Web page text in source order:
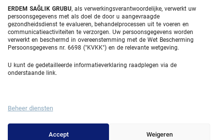
ERDEM SAĞLIK GRUBU, als verwerkingsverantwoordelijke, verwerkt uw
persoonsgegevens met als doel de door u aangevraagde
gezondheidsdienst te evalueren, behandelprocessen uit te voeren en
communicatieactiviteiten te verzorgen. Uw persoonsgegevens worden
verwerkt en beschermd in overeenstemming met de Wet Bescherming
Persoonsgegevens nr. 6698 ("KVKK") en de relevante wetgeving.
U kunt de gedetailleerde informatieverklaring raadplegen via de
onderstaande link.
Beheer diensten
Accept Weigeren
Tandheelkundige behandelingen Turkije
Laseroog
About Erdem
Over ons
Medisch team
Blog